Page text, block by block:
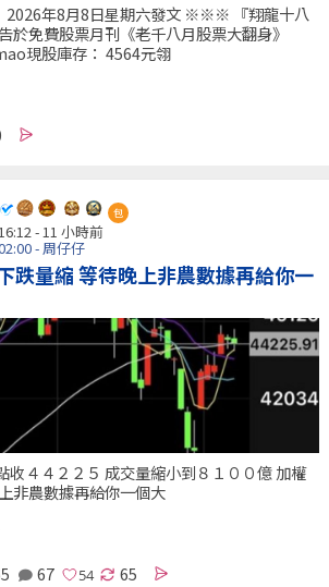
2026年8月8日星期六發文 ※※※ 『翔龍十八
於免費股票月刊《老千八月股票大翻身》
現股庫存： 4564元翎
包
- 11 小時前
- 周仔仔
跌量縮 等待晚上非農數據再給你一
收４４２２５ 成交量縮小到８１００億 加權
非農數據再給你一個大
67 65